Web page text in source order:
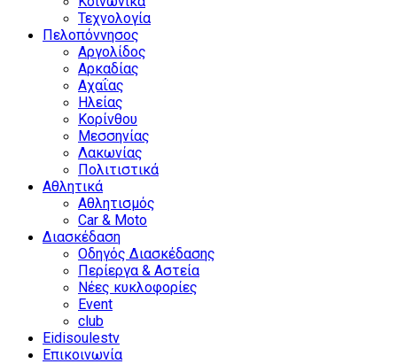
Τεχνολογία
Πελοπόννησος
Αργολίδος
Αρκαδίας
Αχαΐας
Ηλείας
Κορίνθου
Μεσσηνίας
Λακωνίας
Πολιτιστικά
Αθλητικά
Αθλητισμός
Car & Moto
Διασκέδαση
Οδηγός Διασκέδασης
Περίεργα & Αστεία
Νέες κυκλοφορίες
Event
club
Eidisoulestv
Επικοινωνία